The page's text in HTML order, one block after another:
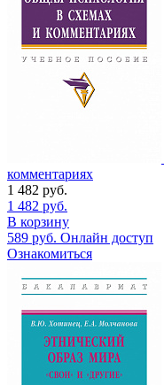
комментариях
1 482 руб.
1 482 руб.
В корзину
589 руб. Онлайн доступ
Ознакомиться